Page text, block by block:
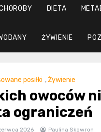
DIETA
ŻYWIENIE
posiłki ,Żywienie
owoców
ograniczeń
2026 Paulina Skowron